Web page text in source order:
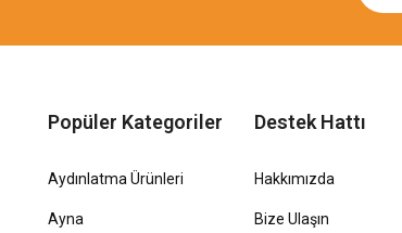
Popüler Kategoriler
Aydınlatma Ürünleri
Ayna
Destek Hattı
Hakkımızda
Bize Ulaşın